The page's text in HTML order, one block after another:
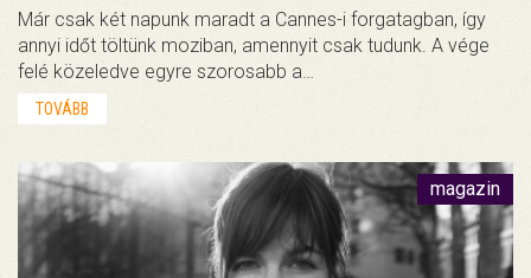
Már csak két napunk maradt a Cannes-i forgatagban, így
annyi időt töltünk moziban, amennyit csak tudunk. A vége
felé közeledve egyre szorosabb a…
TOVÁBB
magazin